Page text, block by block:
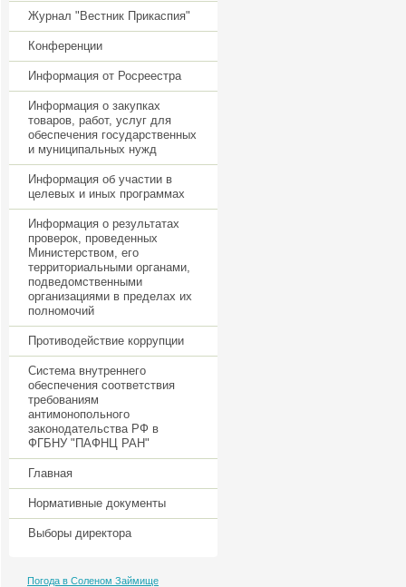
Журнал "Вестник Прикаспия"
Конференции
Информация от Росреестра
Информация о закупках
товаров, работ, услуг для
обеспечения государственных
и муниципальных нужд
Информация об участии в
целевых и иных программах
Информация о результатах
проверок, проведенных
Министерством, его
территориальными органами,
подведомственными
организациями в пределах их
полномочий
Противодействие коррупции
Система внутреннего
обеспечения соответствия
требованиям
антимонопольного
законодательства РФ в
ФГБНУ "ПАФНЦ РАН"
Главная
Нормативные документы
Выборы директора
Погода в Соленом Займище